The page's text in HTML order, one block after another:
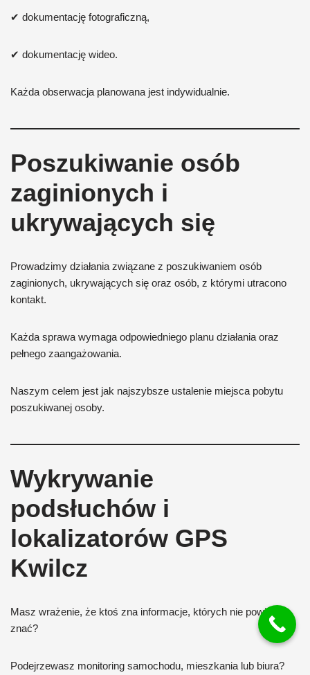
✔ dokumentację fotograficzną,
✔ dokumentację wideo.
Każda obserwacja planowana jest indywidualnie.
Poszukiwanie osób
zaginionych i
ukrywających się
Prowadzimy działania związane z poszukiwaniem osób
zaginionych, ukrywających się oraz osób, z którymi utracono
kontakt.
Każda sprawa wymaga odpowiedniego planu działania oraz
pełnego zaangażowania.
Naszym celem jest jak najszybsze ustalenie miejsca pobytu
poszukiwanej osoby.
Wykrywanie
podsłuchów i
lokalizatorów GPS
Kwilcz
Masz wrażenie, że ktoś zna informacje, których nie powinien
znać?
Podejrzewasz monitoring samochodu, mieszkania lub biura?